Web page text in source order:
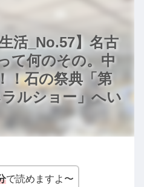
活_No.57】名古
て何のその。中
！石の祭典「第
ルショー」へい
で読めますよ〜